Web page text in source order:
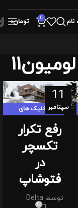
نام 0 تومان0
11
سپتامبرتکنیک های
رفع تکرار
تکسچر
در
فتوشاپ
توسط Delta
12